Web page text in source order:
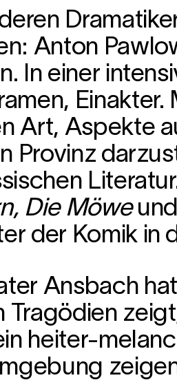
Anton
In einer
Art, Aspekte
Provinz
Die Möwe und
der Komik in
Ansbach
Tragödien
heiter-